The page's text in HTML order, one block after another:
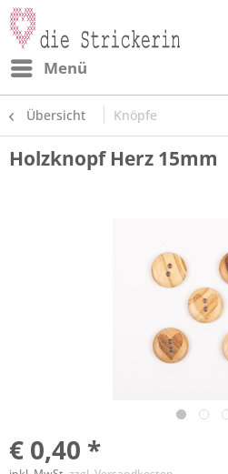
Menü
Übersicht Knöpfe
Holzknopf Herz 15mm
€ 0,40 *